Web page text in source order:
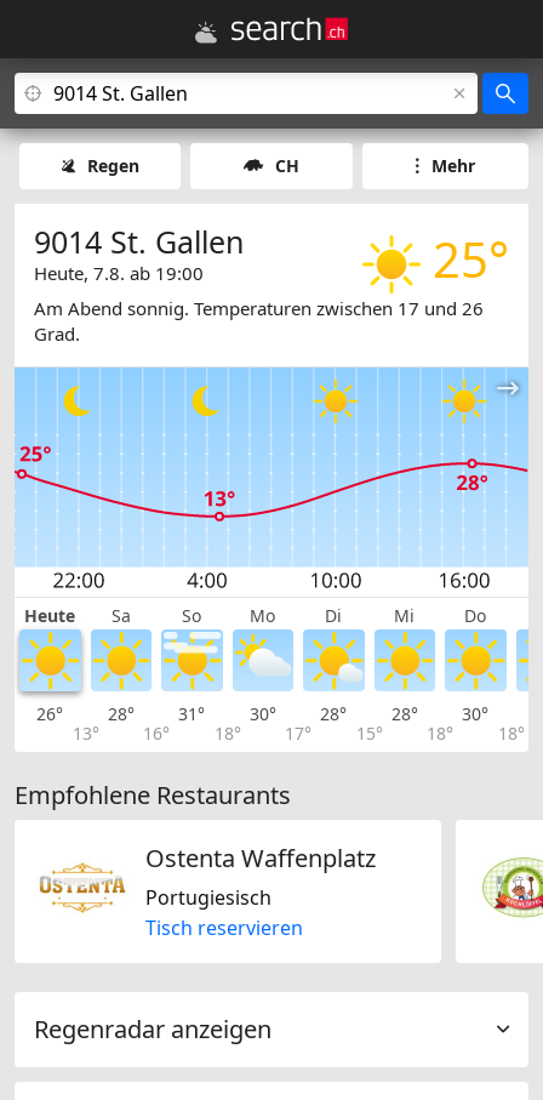
Regen CH Mehr
25°
9014 St. Gallen
Heute, 7.8. ab 19:00
Am Abend sonnig. Temperaturen zwischen 17 und 26
Grad.
Heute Sa So Mo Di Mi Do
26°
13°
28°
16°
31°
18°
30°
17°
28°
15°
28°
18°
30°
18°
Empfohlene Restaurants
Ostenta Waffenplatz
Portugiesisch
Tisch reservieren
Regenradar anzeigen